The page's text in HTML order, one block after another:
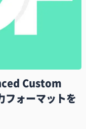
Custom
ォーマットを